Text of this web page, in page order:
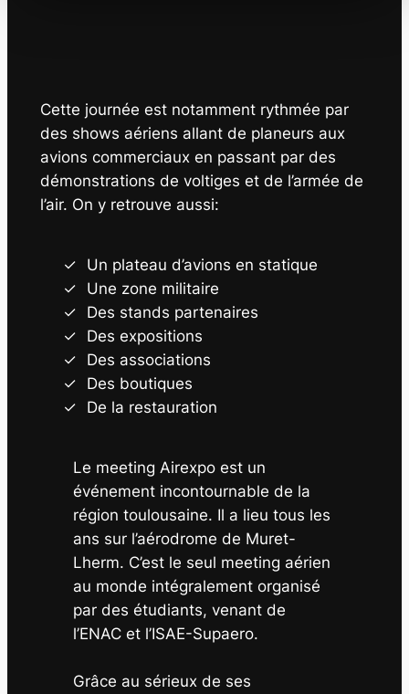
Cette journée est notamment rythmée par
des shows aériens allant de planeurs aux
avions commerciaux en passant par des
démonstrations de voltiges et de l’armée de
l’air. On y retrouve aussi:
Un plateau d’avions en statique
Une zone militaire
Des stands partenaires
Des expositions
Des associations
Des boutiques
De la restauration
Le meeting Airexpo est un
événement incontournable de la
région toulousaine. Il a lieu tous les
ans sur l’aérodrome de Muret-
Lherm. C’est le seul meeting aérien
au monde intégralement organisé
par des étudiants, venant de
l’ENAC et l’ISAE-Supaero.
Grâce au sérieux de ses